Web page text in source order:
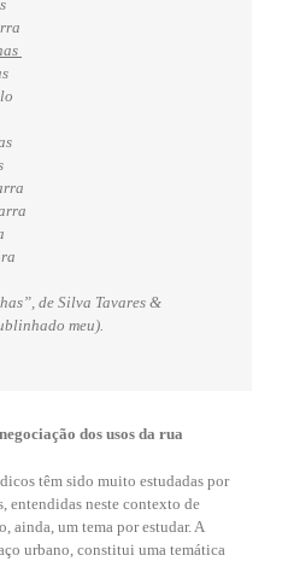
de Silva Tavares &
meu).
dos usos da rua
têm sido muito estudadas por
entendidas neste contexto de
ainda, um tema por estudar. A
urbano, constitui uma temática